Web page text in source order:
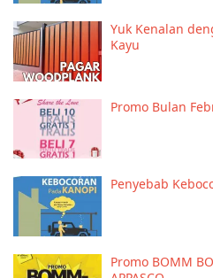
Yuk Kenalan
Kayu
Promo Bulan
Penyebab
Promo BOMM